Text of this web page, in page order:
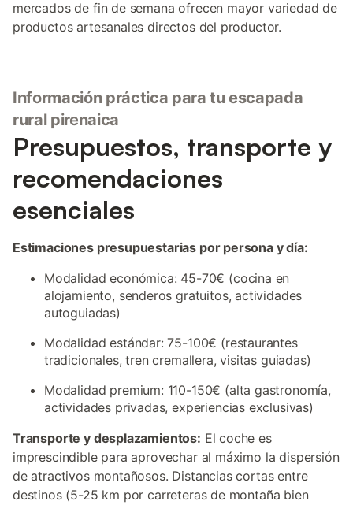
mercados de fin de semana ofrecen mayor variedad de
productos artesanales directos del productor.
Información práctica para tu escapada
rural pirenaica
Presupuestos, transporte y
recomendaciones
esenciales
Estimaciones presupuestarias por persona y día:
Modalidad económica: 45-70€ (cocina en
alojamiento, senderos gratuitos, actividades
autoguiadas)
Modalidad estándar: 75-100€ (restaurantes
tradicionales, tren cremallera, visitas guiadas)
Modalidad premium: 110-150€ (alta gastronomía,
actividades privadas, experiencias exclusivas)
Transporte y desplazamientos: El coche es
imprescindible para aprovechar al máximo la dispersión
de atractivos montañosos. Distancias cortas entre
destinos (5-25 km por carreteras de montaña bien